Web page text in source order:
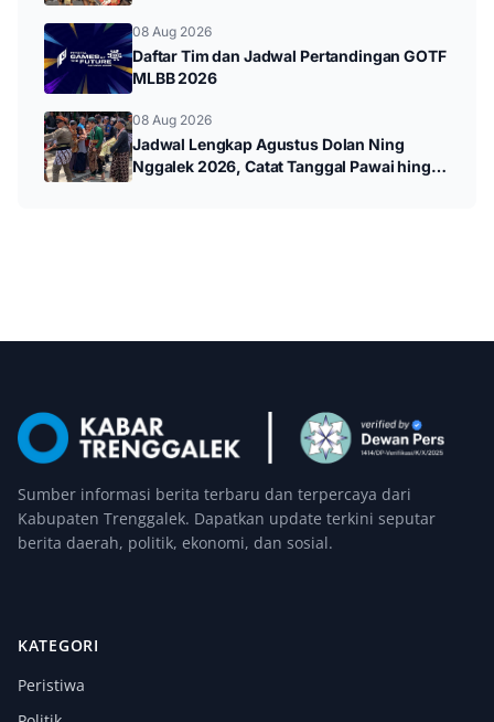
08 Aug 2026
Daftar Tim dan Jadwal Pertandingan GOTF
MLBB 2026
08 Aug 2026
Jadwal Lengkap Agustus Dolan Ning
Nggalek 2026, Catat Tanggal Pawai hingga
Sumber informasi berita terbaru dan terpercaya dari
Kabupaten Trenggalek. Dapatkan update terkini seputar
berita daerah, politik, ekonomi, dan sosial.
KATEGORI
Peristiwa